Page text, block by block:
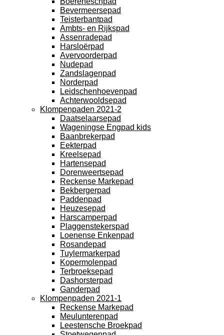
Bevermeersepad
Teisterbantpad
Ambts- en Rijkspad
Assenradepad
Harsloërpad
Avervoorderpad
Nudepad
Zandslagenpad
Norderpad
Leidschenhoevenpad
Achterwooldsepad
Klompenpaden 2021-2
Daatselaarsepad
Wageningse Engpad kids
Baanbrekerpad
Eekterpad
Kreelsepad
Hartensepad
Dorenweertsepad
Reckense Markepad
Bekbergerpad
Paddenpad
Heuzesepad
Harscamperpad
Plaggenstekerspad
Loenense Enkenpad
Rosandepad
Tuylermarkerpad
Kopermolenpad
Terbroeksepad
Dashorsterpad
Ganderpad
Klompenpaden 2021-1
Reckense Markepad
Meulunterenpad
Leestensche Broekpad